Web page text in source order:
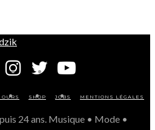
SHOP JOBS MENTIONS LÉGALES
24 ans. Musique • Mode •